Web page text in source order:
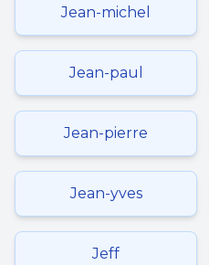
Jean-michel
Jean-paul
Jean-pierre
Jean-yves
Jeff